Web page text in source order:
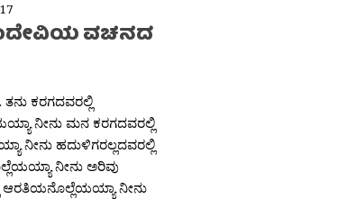
ವಚನದ
ತನು ಕರಗದವರಲ್ಲಿ
ನೀನು ಮನ ಕರಗದವರಲ್ಲಿ
ನೀನು ಹದುಳಿಗರಲ್ಲದವರಲ್ಲಿ
ನೀನು ಅರಿವು
ಆರತಿಯನೊಲ್ಲೆಯಯ್ಯಾ ನೀನು